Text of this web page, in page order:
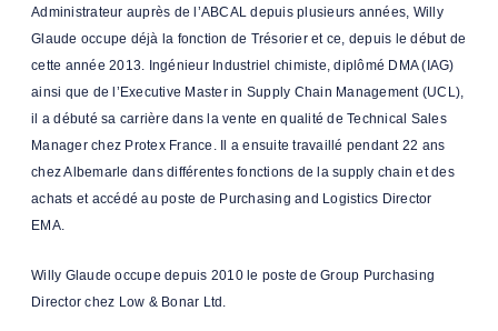
Administrateur auprès de l’ABCAL depuis plusieurs années, Willy
Glaude occupe déjà la fonction de Trésorier et ce, depuis le début de
cette année 2013. Ingénieur Industriel chimiste, diplômé DMA (IAG)
ainsi que de l’Executive Master in Supply Chain Management (UCL),
il a débuté sa carrière dans la vente en qualité de Technical Sales
Manager chez Protex France. Il a ensuite travaillé pendant 22 ans
chez Albemarle dans différentes fonctions de la supply chain et des
achats et accédé au poste de Purchasing and Logistics Director
EMA.
Willy Glaude occupe depuis 2010 le poste de Group Purchasing
Director chez Low & Bonar Ltd.